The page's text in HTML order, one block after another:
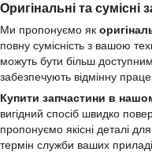
Оригінальні та сумісні
Ми пропонуємо як
повну сумісність з вашою
можуть бути більш
забезпечують відмінну
Купити запчастини в
вигідний спосіб швидко
пропонуємо якісні деталі
термін служби ваших